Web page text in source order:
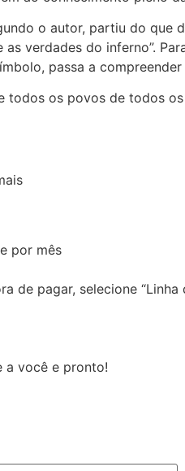
o autor, partiu do
verdades do inferno”.
passa a
todos os povos de todos
por mês
de pagar, selecione “Linha
a você e pronto!